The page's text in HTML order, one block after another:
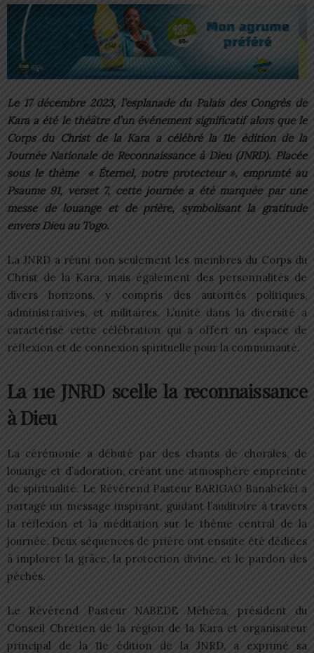
Le 17 décembre 2023, l’esplanade du Palais des Congrès de
Kara a été le théâtre d’un événement significatif alors que le
Corps du Christ de la Kara a célébré la 11e édition de la
Journée Nationale de Reconnaissance à Dieu (JNRD). Placée
sous le thème « Éternel, notre protecteur », emprunté au
Psaume 91, verset 7, cette journée a été marquée par une
messe de louange et de prière, symbolisant la gratitude
envers Dieu au Togo.
La JNRD a réuni non seulement les membres du Corps du
Christ de la Kara, mais également des personnalités de
divers horizons, y compris des autorités politiques,
administratives, et militaires. L’unité dans la diversité a
caractérisé cette célébration qui a offert un espace de
réflexion et de connexion spirituelle pour la communauté.
La 11e JNRD scelle la reconnaissance
à Dieu
La cérémonie a débuté par des chants de chorales, de
louange et d’adoration, créant une atmosphère empreinte
de spiritualité. Le Révérend Pasteur BARIGAO Banabèkèi a
partagé un message inspirant, guidant l’auditoire à travers
la réflexion et la méditation sur le thème central de la
journée. Deux séquences de prière ont ensuite été dédiées
à implorer la grâce, la protection divine, et le pardon des
péchés.
Le Révérend Pasteur NABEDE Mèhèza, président du
Conseil Chrétien de la région de la Kara et organisateur
principal de la 11e édition de la JNRD, a exprimé sa